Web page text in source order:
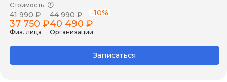
Стоимость
41 990 ₽
37 750 ₽
Физ. лица
44 990 ₽ -10%
40 490 ₽
Организации
Записаться